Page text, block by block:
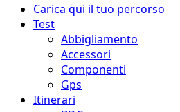
Menu
principale
Carica qui il tuo percorso
Test
Abbigliamento
Accessori
Componenti
Gps
Itinerari